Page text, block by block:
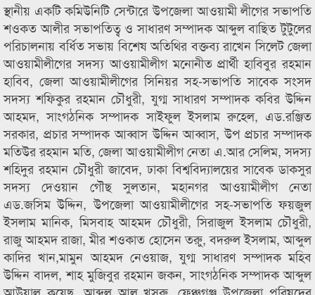
স্থানীয় একটি কমিউনিটি সেন্টারে উপজেলা আওয়ামী লীগের সভাপতি
শওকত আলীর সভাপতিত্ব ও সাধারণ সম্পাদক আব্দুল বাছিত টুটুলের
পরিচালনায় বর্ধিত সভায় বিশেষ অতিথির বক্তব্য রাখেন সিলেট জেলা
আওয়ামীলীগের সদস্য আওয়ামীলীগ মনোনীত প্রার্থী হাবিবুর রহমান
হাবিব, জেলা আওয়ামীলীগের সিনিয়র সহ-সভাপতি সাবেক সংসদ
সদস্য শফিকুর রহমান চৌধুরী, যুগ্ম সাধারণ সম্পাদক কবির উদ্দিন
আহমদ, সাংগঠনিক সম্পাদক সাইফুল ইসলাম রুহেল, এড.রঞ্জিত
সরকার, প্রচার সম্পাদক আব্বাস উদ্দিন আব্বাস, উপ প্রচার সম্পাদক
মতিউর রহমান মতি, জেলা আওয়ামীলীগ নেতা এ.আর সেলিম, সদস্য
শহিদুর রহমান চৌধুরী জাবেদ, ঢাকা বিশ্ববিদ্যালয়ের সাবেক ডাকসুর
সদস্য দেওয়ান গৌছ সুলতান, মহানগর আওয়ামীলীগ নেতা
এড.জসিম উদ্দিন, উপজেলা আওয়ামীলীগের সহ-সভাপতি ফয়জুল
ইসলাম মানিক, মিসবাহ আহমদ চৌধুরী, সিরাজুল ইসলাম চৌধুরী,
রাজু আহমদ রাজা, মীর শওকাত হোসেন তরুু, বদরুল ইসলাম, আব্দুল
কাদির খান,মামুন আহমদ নেওয়াজ, যুগ্ম সাধারণ সম্পাদক মহিব
উদ্দিন বাদল, শাহ মুজিবুর রহমান জকন, সাংগঠনিক সম্পাদক আব্দুল